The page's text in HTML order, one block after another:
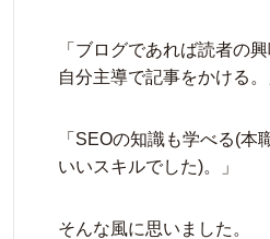
「ブログであれば読者の
自分主導で記事をかける。
「SEOの知識も学べる(本
いいスキルでした)。」
そんな風に思いました。